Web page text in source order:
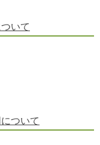
いて
ついて